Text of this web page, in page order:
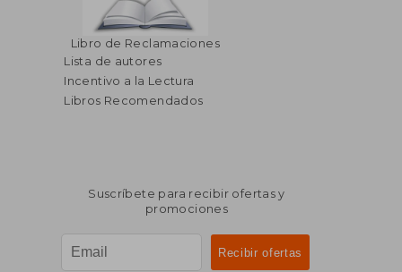
Libro de Reclamaciones
Lista de autores
Incentivo a la Lectura
Libros Recomendados
Suscríbete para recibir ofertas y
promociones